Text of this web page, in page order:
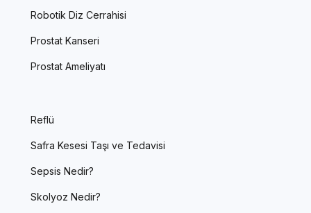
Robotik Diz Cerrahisi
Prostat Kanseri
Prostat Ameliyatı
Reflü
Safra Kesesi Taşı ve Tedavisi
Sepsis Nedir?
Skolyoz Nedir?